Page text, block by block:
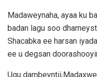
Madaweynaha, ayaa ku
badan lagu soo
Shacabka ee harsan
ee u degsan
Ugu